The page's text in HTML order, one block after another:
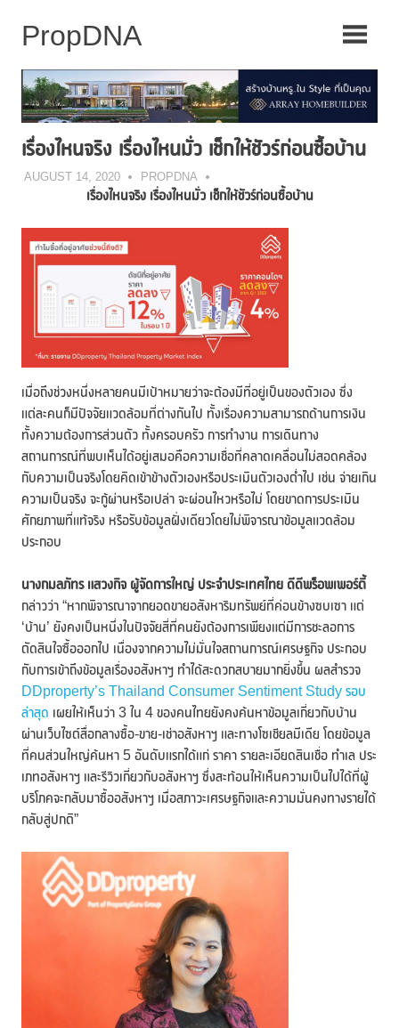
เรื่องไหนจริง เรื่องไหนมั่ว เช็กให้ชัวร์ก่อนซื้อบ้าน
AUGUST 14, 2020 PROPDNA
เรื่องไหนจริง เรื่องไหนมั่ว เช็กให้ชัวร์ก่อนซื้อบ้าน
เมื่อถึงช่วงหนึ่งหลายคนมีเป้าหมายว่าจะต้องมีที่อยู่เป็นของตัวเอง ซึ่ง
แต่ละคนก็มีปัจจัยแวดล้อมที่ต่างกันไป ทั้งเรื่องความสามารถด้านการเงิน
ทั้งความต้องการส่วนตัว ทั้งครอบครัว การทำงาน การเดินทาง
สถานการณ์ที่พบเห็นได้อยู่เสมอคือความเชื่อที่คลาดเคลื่อนไม่สอดคล้อง
กับความเป็นจริงโดยคิดเข้าข้างตัวเองหรือประเมินตัวเองต่ำไป เช่น จ่ายเกิน
ความเป็นจริง จะกู้ผ่านหรือเปล่า จะผ่อนไหวหรือไม่ โดยขาดการประเมิน
ศักยภาพที่แท้จริง หรือรับข้อมูลฝั่งเดียวโดยไม่พิจารณาข้อมูลแวดล้อม
ประกอบ
นางกมลภัทร แสวงกิจ ผู้จัดการใหญ่ ประจำประเทศไทย ดีดีพร็อพเพอร์ตี้
กล่าวว่า “หากพิจารณาจากยอดขายอสังหาริมทรัพย์ที่ค่อนข้างซบเซา แต่
‘บ้าน’ ยังคงเป็นหนึ่งในปัจจัยสี่ที่คนยังต้องการเพียงแต่มีการชะลอการ
ตัดสินใจซื้อออกไป เนื่องจากความไม่มั่นใจสถานการณ์เศรษฐกิจ ประกอบ
กับการเข้าถึงข้อมูลเรื่องอสังหาฯ ทำได้สะดวกสบายมากยิ่งขึ้น ผลสำรวจ
DDproperty’s Thailand Consumer Sentiment Study รอบ
ล่าสุด เผยให้เห็นว่า 3 ใน 4 ของคนไทยยังคงค้นหาข้อมูลเกี่ยวกับบ้าน
ผ่านเว็บไซต์สื่อกลางซื้อ-ขาย-เช่าอสังหาฯ และทางโซเชียลมีเดีย โดยข้อมูล
ที่คนส่วนใหญ่ค้นหา 5 อันดับแรกได้แก่ ราคา รายละเอียดสินเชื่อ ทำเล ประ
เภทอสังหาฯ และรีวิวเกี่ยวกับอสังหาฯ ซึ่งสะท้อนให้เห็นความเป็นไปได้ที่ผู้
บริโภคจะกลับมาซื้ออสังหาฯ เมื่อสภาวะเศรษฐกิจและความมั่นคงทางรายได้
กลับสู่ปกติ”